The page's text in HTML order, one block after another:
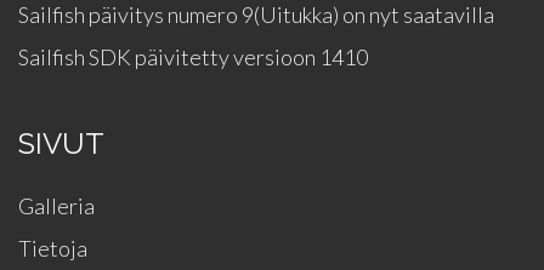
Sailfish päivitys numero 9(Uitukka) on nyt saatavilla
Sailfish SDK päivitetty versioon 1410
SIVUT
Galleria
Tietoja